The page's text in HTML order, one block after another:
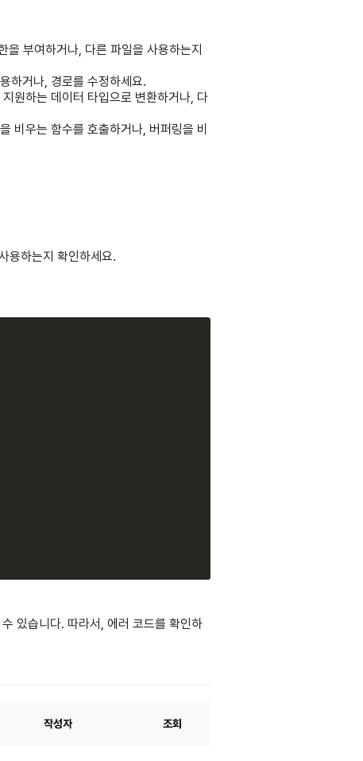
부여하거나, 다른 파일을 사용하는지
하거나, 경로를 수정하세요.
원하는 데이터 타입으로 변환하거나, 다
비우는 함수를 호출하거나, 버퍼링을 비
용하는지 확인하세요.
있습니다. 따라서, 에러 코드를 확인하
작성자 조회